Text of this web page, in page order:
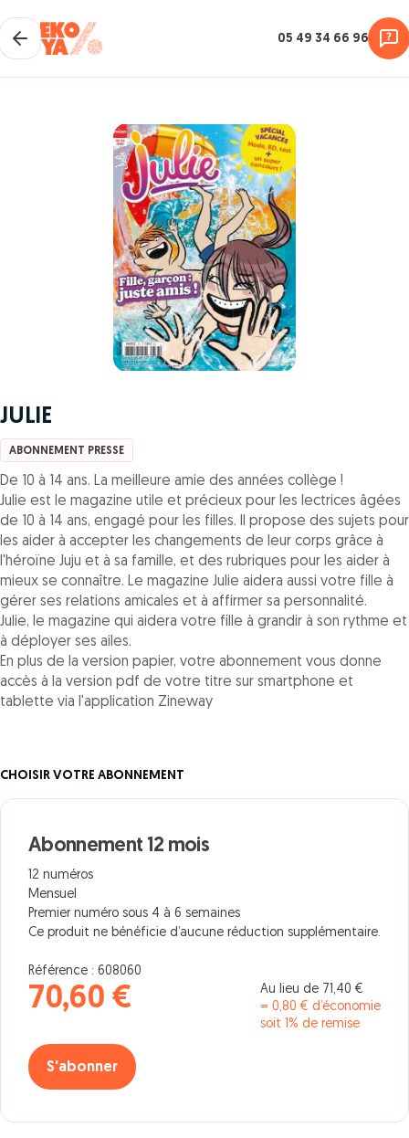
05 49 34 66 96
JULIE
ABONNEMENT PRESSE
De 10 à 14 ans. La meilleure amie des années collège !
Julie est le magazine utile et précieux pour les lectrices âgées
de 10 à 14 ans, engagé pour les filles. Il propose des sujets pour
les aider à accepter les changements de leur corps grâce à
l'héroïne Juju et à sa famille, et des rubriques pour les aider à
mieux se connaître. Le magazine Julie aidera aussi votre fille à
gérer ses relations amicales et à affirmer sa personnalité.
Julie, le magazine qui aidera votre fille à grandir à son rythme et
à déployer ses ailes.
En plus de la version papier, votre abonnement vous donne
accès à la version pdf de votre titre sur smartphone et
tablette via l'application Zineway
CHOISIR VOTRE ABONNEMENT
Abonnement 12 mois
12 numéros
Mensuel
Premier numéro sous 4 à 6 semaines
Ce produit ne bénéficie d’aucune réduction supplémentaire.
Référence : 608060
70,60 €
Au lieu de 71,40 €
= 0,80 € d’économie
soit 1% de remise
S'abonner